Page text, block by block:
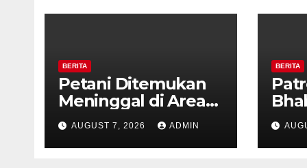
BERITA
Petani Ditemukan
Meninggal di Area
Persawahan
Kalibeji, Polisi
Pastikan Tidak Ada
AUGUST 7, 2026 ADMIN
BERITA
dan